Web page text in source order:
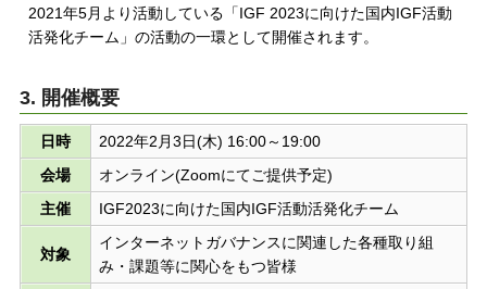
2021年5月より活動している「IGF 2023に向けた国内IGF活動
活発化チーム」の活動の一環として開催されます。
3. 開催概要
日時
2022年2月3日(木) 16:00～19:00
会場
オンライン(Zoomにてご提供予定)
主催
IGF2023に向けた国内IGF活動活発化チーム
対象
インターネットガバナンスに関連した各種取り組
み・課題等に関心をもつ皆様